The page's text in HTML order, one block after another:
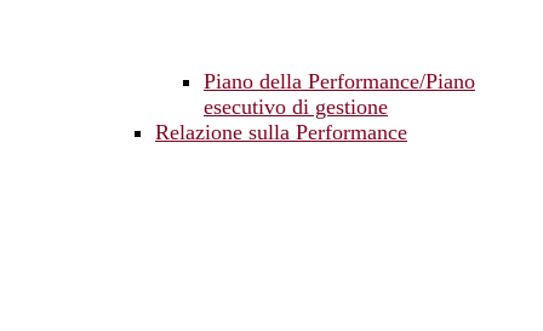
Piano della Performance/Piano
esecutivo di gestione
Relazione sulla Performance